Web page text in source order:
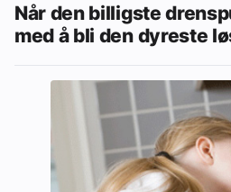
Når den billigste
med å bli den dyreste